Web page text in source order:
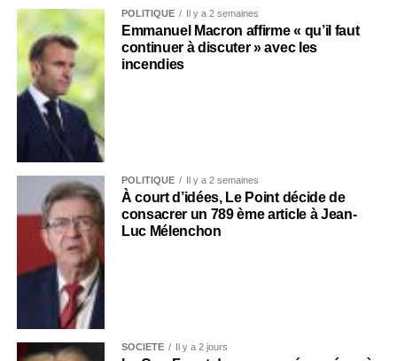
POLITIQUE Il y a 2 semaines
Emmanuel Macron affirme « qu’il faut
continuer à discuter » avec les
incendies
POLITIQUE Il y a 2 semaines
À court d’idées, Le Point décide de
consacrer un 789 ème article à Jean-
Luc Mélenchon
SOCIÉTÉ Il y a 2 jours